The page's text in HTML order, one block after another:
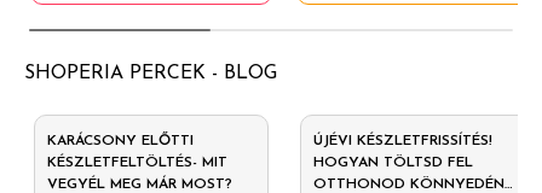
SHOPERIA PERCEK - BLOG
KARÁCSONY ELŐTTI
KÉSZLETFELTÖLTÉS- MIT
VEGYÉL MEG MÁR MOST?
ÚJÉVI KÉSZLETFRISSÍTÉS!
HOGYAN TÖLTSD FEL
OTTHONOD KÖNNYEDÉN